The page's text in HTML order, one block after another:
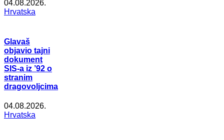
04.08.2026.
Hrvatska
Glavaš
objavio tajni
dokument
SIS-a iz ’92 o
stranim
dragovoljcima
04.08.2026.
Hrvatska